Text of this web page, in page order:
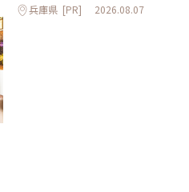
兵庫県 [PR] 2026.08.07